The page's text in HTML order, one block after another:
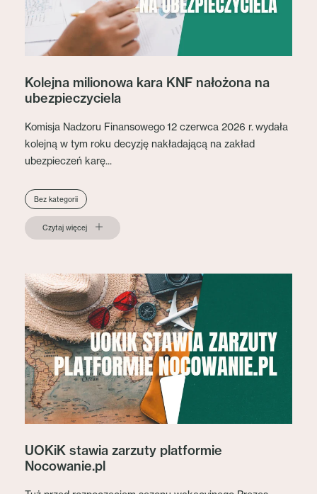
Kolejna milionowa kara KNF nałożona na
ubezpieczyciela
Komisja Nadzoru Finansowego 12 czerwca 2026 r. wydała
kolejną w tym roku decyzję nakładającą na zakład
ubezpieczeń karę...
Bez kategorii
Czytaj więcej
UOKiK stawia zarzuty platformie
Nocowanie.pl